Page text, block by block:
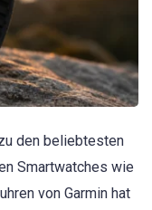
den beliebtesten
Smartwatches wie
von Garmin hat